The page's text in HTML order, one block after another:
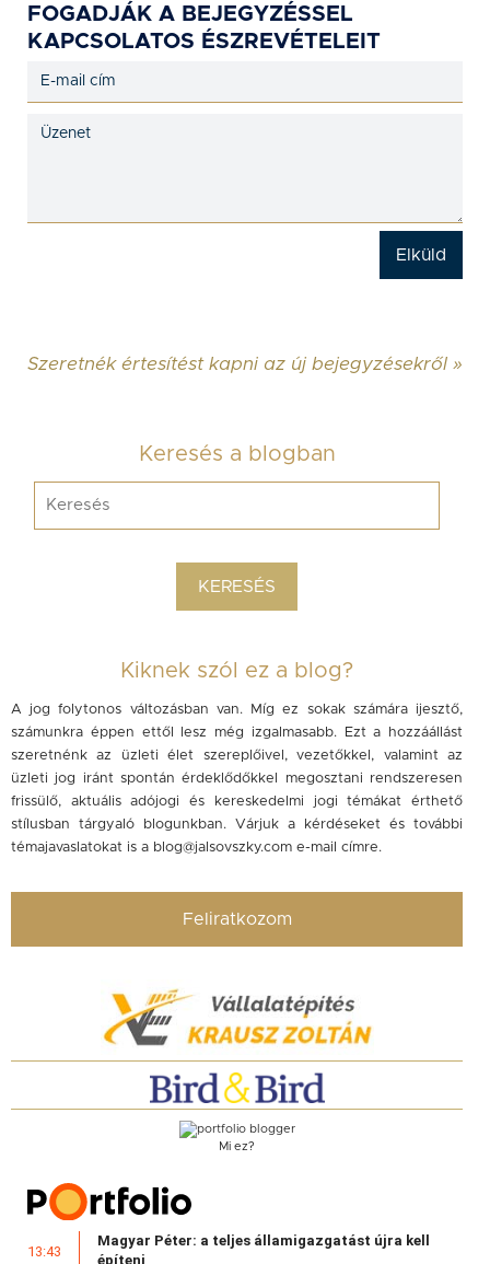
FOGADJÁK A BEJEGYZÉSSEL
KAPCSOLATOS ÉSZREVÉTELEIT
Szeretnék értesítést kapni az új bejegyzésekről »
Keresés a blogban
Kiknek szól ez a blog?
A jog folytonos változásban van. Míg ez sokak számára ijesztő,
számunkra éppen ettől lesz még izgalmasabb. Ezt a hozzáállást
szeretnénk az üzleti élet szereplőivel, vezetőkkel, valamint az
üzleti jog iránt spontán érdeklődőkkel megosztani rendszeresen
frissülő, aktuális adójogi és kereskedelmi jogi témákat érthető
stílusban tárgyaló blogunkban. Várjuk a kérdéseket és további
témajavaslatokat is a blog@jalsovszky.com e-mail címre.
Feliratkozom
Mi ez?
13:43
Magyar Péter: a teljes államigazgatást újra kell
építeni